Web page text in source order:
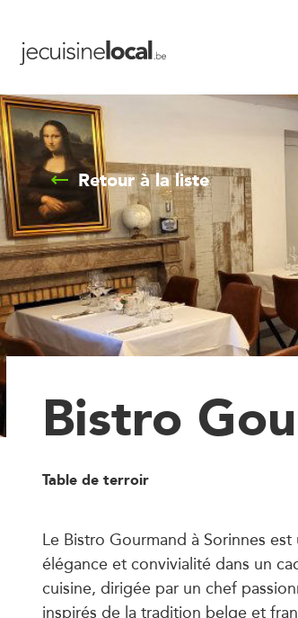
Retour à la liste
Bistro
Table de terroir
Le Bistro Gourmand à Sorinnes
élégance et convivialité dans un
cuisine, dirigée par un chef
inspirés de la tradition belge et